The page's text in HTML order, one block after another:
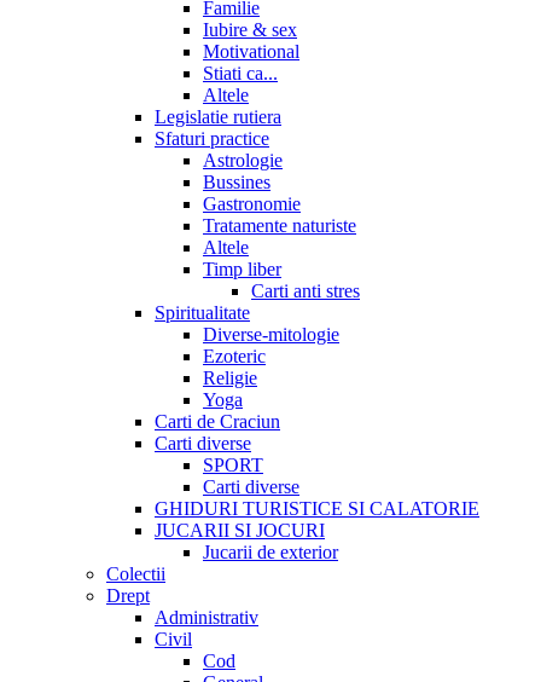
Familie
Iubire & sex
Motivational
Stiati ca...
Altele
Legislatie rutiera
Sfaturi practice
Astrologie
Bussines
Gastronomie
Tratamente naturiste
Altele
Timp liber
Carti anti stres
Spiritualitate
Diverse-mitologie
Ezoteric
Religie
Yoga
Carti de Craciun
Carti diverse
SPORT
Carti diverse
GHIDURI TURISTICE SI CALATORIE
JUCARII SI JOCURI
Jucarii de exterior
Colectii
Drept
Administrativ
Civil
Cod